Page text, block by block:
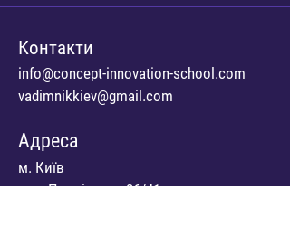
Контакти
info@concept-innovation-school.com
vadimnikkiev@gmail.com
Адреса
м. Київ
вул. Павлівська 26/41